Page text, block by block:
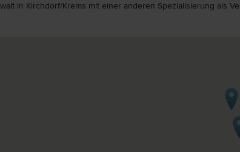
in Kirchdorf/Krems mit einer anderen Spezialisierung als